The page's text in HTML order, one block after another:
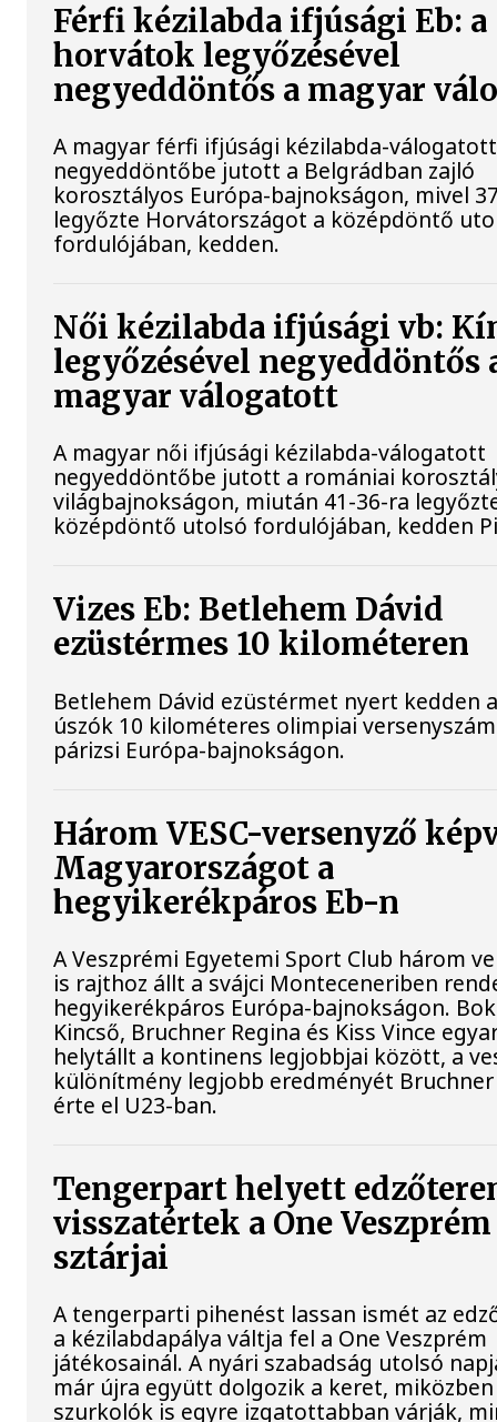
Férfi kézilabda ifjúsági Eb: a
horvátok legyőzésével
negyeddöntős a magyar
A magyar férfi ifjúsági kézilabda-válogatott
negyeddöntőbe jutott a Belgrádban zajló
korosztályos Európa-bajnokságon, mivel
legyőzte Horvátországot a középdöntő
fordulójában, kedden.
Női kézilabda ifjúsági vb:
legyőzésével negyeddöntős
magyar válogatott
A magyar női ifjúsági kézilabda-válogatott
negyeddöntőbe jutott a romániai
világbajnokságon, miután 41-36-ra
középdöntő utolsó fordulójában, kedden
Vizes Eb: Betlehem Dávid
ezüstérmes 10 kilométeren
Betlehem Dávid ezüstérmet nyert kedden
úszók 10 kilométeres olimpiai
párizsi Európa-bajnokságon.
Három VESC-versenyző
Magyarországot a
hegyikerékpáros Eb-n
A Veszprémi Egyetemi Sport Club három
is rajthoz állt a svájci Monteceneriben
hegyikerékpáros Európa-bajnokságon.
Kincső, Bruchner Regina és Kiss Vince
helytállt a kontinens legjobbjai között, a
különítmény legjobb eredményét Bruchner
érte el U23-ban.
Tengerpart helyett
visszatértek a One Veszprém
sztárjai
A tengerparti pihenést lassan ismét az
a kézilabdapálya váltja fel a One Veszprém
játékosainál. A nyári szabadság utolsó
már újra együtt dolgozik a keret,
szurkolók is egyre izgatottabban várják,